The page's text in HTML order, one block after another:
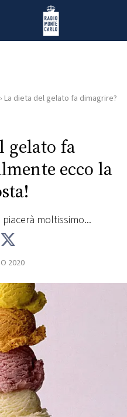
Radio Monte Carlo
› La dieta del gelato fa dimagrire?
gelato fa
ecco la
moltissimo...
2020